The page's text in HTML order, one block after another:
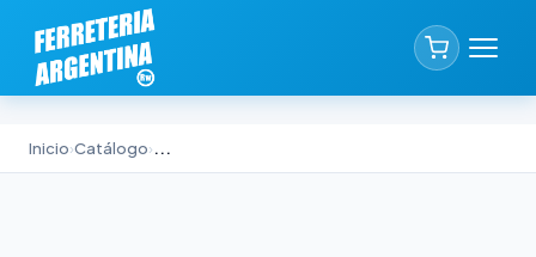
Inicio›Catálogo›...